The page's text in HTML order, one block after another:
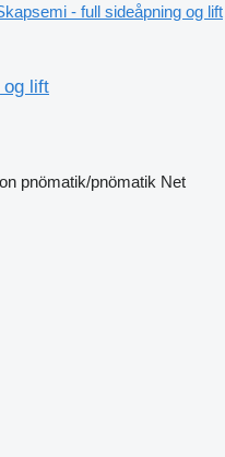
- full sideåpning og lift
og lift
pnömatik/pnömatik Net